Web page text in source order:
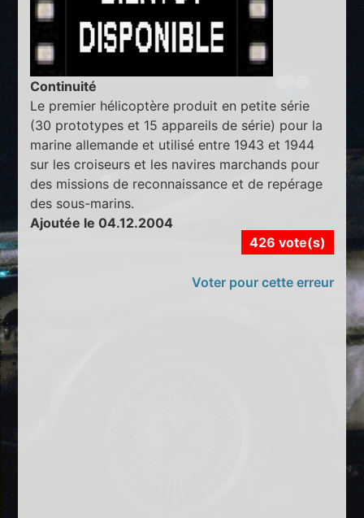
Continuité
Le premier hélicoptère produit en petite série
(30 prototypes et 15 appareils de série) pour la
marine allemande et utilisé entre 1943 et 1944
sur les croiseurs et les navires marchands pour
des missions de reconnaissance et de repérage
des sous-marins.
Ajoutée le 04.12.2004
426 vote(s)
Voter pour cette erreur